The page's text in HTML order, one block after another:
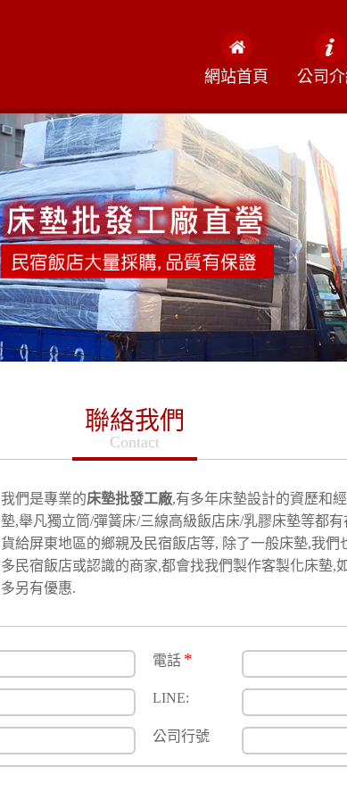
網站首頁 公司
聯絡我們
Contact
我們是專業的床墊批發工廠,有多年床墊設計的資歷和
墊,舉凡獨立筒/彈簧床/三線高級飯店床/乳膠床墊等都
貨給屏東地區的鄉親及民宿飯店等, 除了一般床墊,我
多民宿飯店或認識的商家,都會找我們製作客製化床墊,
多另有優惠.
電話 *
LINE:
公司行號